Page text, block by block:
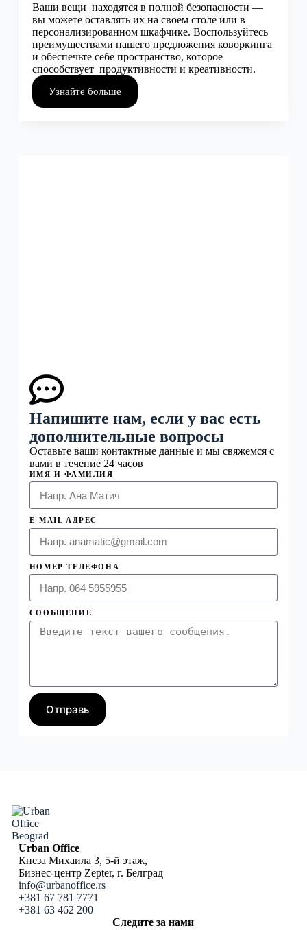
Ваши вещи находятся в полной безопасности —
вы можете оставлять их на своем столе или в
персонализированном шкафчике. Воспользуйтесь
преимуществами нашего предложения коворкинга
и обеспечьте себе пространство, которое
способствует продуктивности и креативности.
Узнайте больше
Напишите нам, если у вас есть
дополнительные вопросы
Оставьте ваши контактные данные и мы свяжемся с
вами в течение 24 часов
ИМЯ И ФАМИЛИЯ
E-MAIL АДРЕС
НОМЕР ТЕЛЕФОНА
СООБЩЕНИЕ
Отправь
Urban Office
Кнеза Михаила 3, 5-й этаж,
Бизнес-центр Zepter, г. Белград
info@urbanoffice.rs
+381 67 781 7771
+381 63 462 200
Следите за нами